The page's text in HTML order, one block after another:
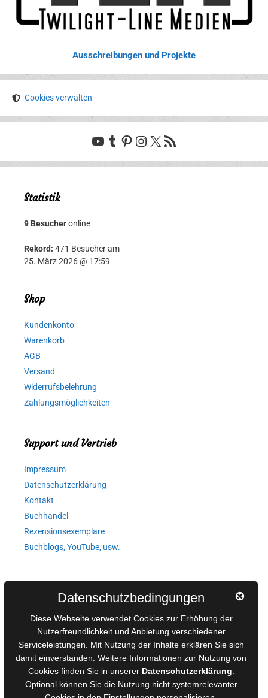
Ausschreibungen und Projekte
Cookies verwalten
YouTube
Tumblr
Pinterest
Instagram
X RSS-Feed
Statistik
9 Besucheronline
Rekord: 471 Besucher am
25. März 2026 @ 17:59
Shop
Kundenkonto
Warenkorb
AGB
Versand
Widerrufsbelehrung
Zahlungsmöglichkeiten
Support und Vertrieb
Impressum
Datenschutzerklärung
Kontakt
Buchhandel
Rezensionsexemplare
Buchblogs, YouTube, usw.
AGB für Medienprojekte
Online-Artikel
Manuskripte einreichen
Ausschreibungen
Belegexemplare
Eigenbedarfsexemplare
Datenschutzbedingungen
Diese Webseite verwendet Cookies zur Erhöhung der
Nutzerfreundlichkeit und Anbietung verschiedener
Serviceleistungen. Mit Nutzung der Inhalte erklären Sie sich
damit einverstanden. Weitere Informationen zur Nutzung von
Cookies finden Sie in unserer Datenschutzerklärung
Optional können Sie die Nutzung nicht systemrelevanter